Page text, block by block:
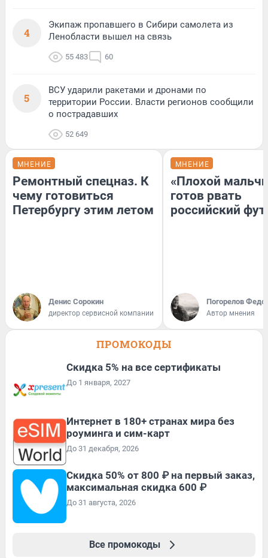
4
Экипаж пропавшего в Сибири самолета из
Ленобласти вышел на связь
55 483 60
5
ВСУ ударили ракетами и дронами по
территории России. Власти регионов сообщили
о пострадавших
52 649
МНЕНИЕ
Ремонтный спецназ. К
чему готовиться
Петербургу этим летом
Денис Сорокин
директор сервисной компании
МНЕНИЕ
«Плохой
готов рвать
российский
Погорелов
Автор мнения
ПРОМОКОДЫ
Скидка 5% на все сертификаты
До 1 января, 2027
Интернет в 180+ странах мира без
роуминга и сим-карт
До 31 декабря, 2026
Скидка 50% от 800 ₽ на первый заказ,
максимальная скидка 600 ₽
До 31 августа, 2026
Все промокоды